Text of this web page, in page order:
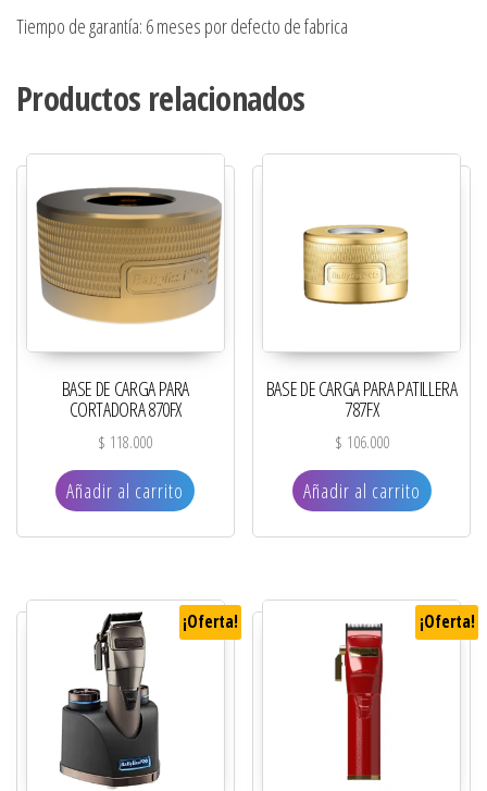
Tiempo de garantía: 6 meses por defecto de fabrica
Productos relacionados
BASE DE CARGA PARA
CORTADORA 870FX
$ 118.000
Añadir al carrito
BASE DE CARGA PARA PATILLERA
787FX
$ 106.000
Añadir al carrito
¡Oferta! ¡Oferta!